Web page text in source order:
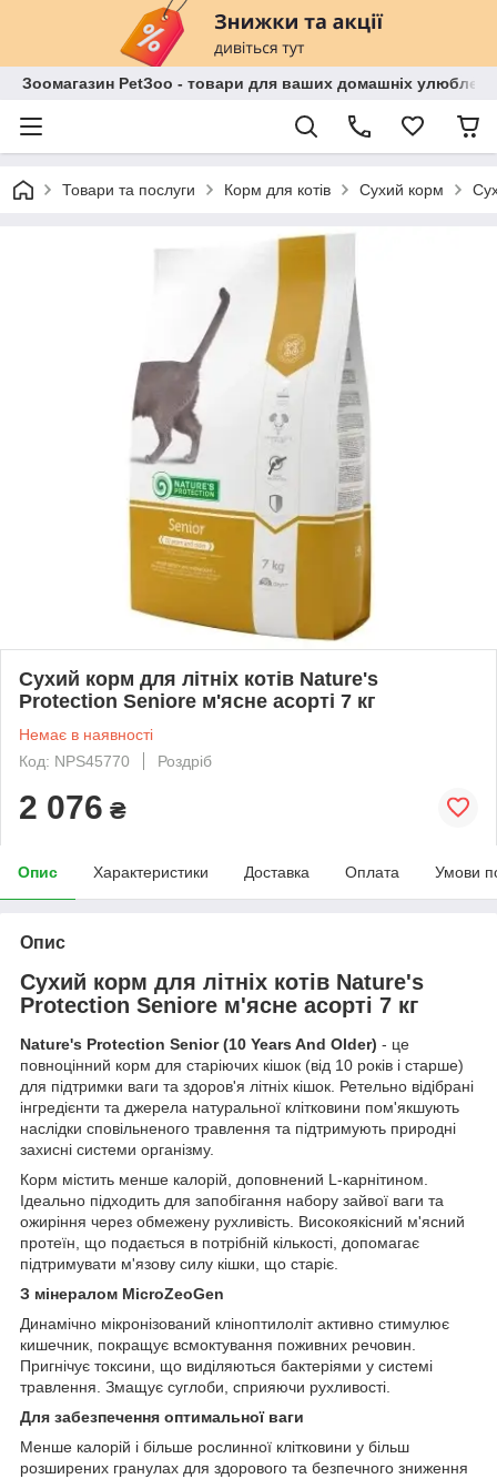
Зоомагазин PetЗoo - товари для ваших домашніх
Товари та послуги Корм для котів Сухий корм
Сухий корм для літніх котів Nature's
Protection Seniore м'ясне асорті 7 кг
Немає в наявності
Код: NPS45770
Роздріб
2 076 ₴
Опис Характеристики Доставка Оплата Умови
Опис
Сухий корм для літніх котів Nature's
Protection Seniore м'ясне асорті 7 кг
Nature's Protection Senior (10 Years And Older) - це
повноцінний корм для старіючих кішок (від 10 років і старше)
для підтримки ваги та здоров'я літніх кішок. Ретельно відібрані
інгредієнти та джерела натуральної клітковини пом'якшують
наслідки сповільненого травлення та підтримують природні
захисні системи організму.
Корм містить менше калорій, доповнений L-карнітином.
Ідеально підходить для запобігання набору зайвої ваги та
ожиріння через обмежену рухливість. Високоякісний м'ясний
протеїн, що подається в потрібній кількості, допомагає
підтримувати м'язову силу кішки, що старіє.
З мінералом MicroZeoGen
Динамічно мікронізований кліноптилоліт активно стимулює
кишечник, покращує всмоктування поживних речовин.
Пригнічує токсини, що виділяються бактеріями у системі
травлення. Змащує суглоби, сприяючи рухливості.
Для забезпечення оптимальної ваги
Менше калорій і більше рослинної клітковини у більш
розширених гранулах для здорового та безпечного зниження